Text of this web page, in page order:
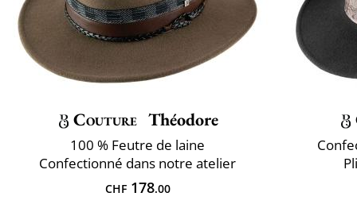
Couture Théodore
100 % Feutre de laine
Confectionné dans notre atelier
CHF178.00